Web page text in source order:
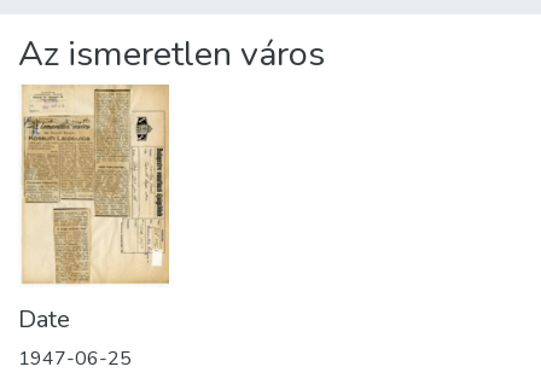
Statistics
About us
Az ismeretlen város
Date
1947-06-25